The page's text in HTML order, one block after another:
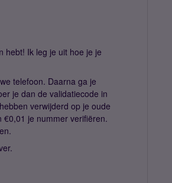
hebt! Ik leg je uit hoe je je
telefoon. Daarna ga je
je dan de validatiecode in
verwijderd op je oude
je nummer verifiëren.